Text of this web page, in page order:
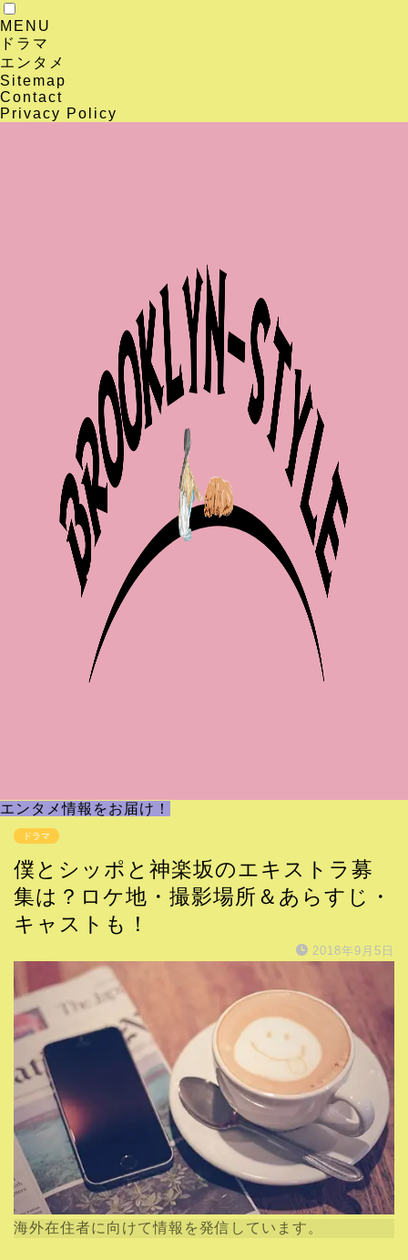
MENU
ドラマ
エンタメ
Sitemap
Contact
Privacy Policy
エンタメ情報をお届け！
ドラマ
僕とシッポと神楽坂のエキストラ募
集は？ロケ地・撮影場所＆あらすじ・
キャストも！
2018年9月5日
海外在住者に向けて情報を発信しています。